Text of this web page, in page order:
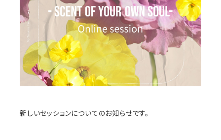
新しいセッションについてのお知らせです。